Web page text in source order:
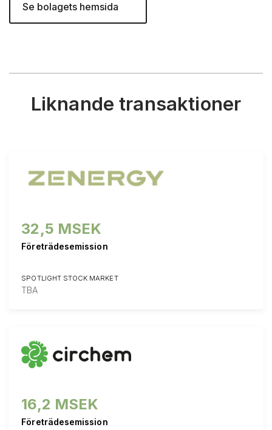
Se bolagets hemsida
Liknande transaktioner
32,5 MSEK
Företrädesemission
SPOTLIGHT STOCK MARKET
TBA
16,2 MSEK
Företrädesemission